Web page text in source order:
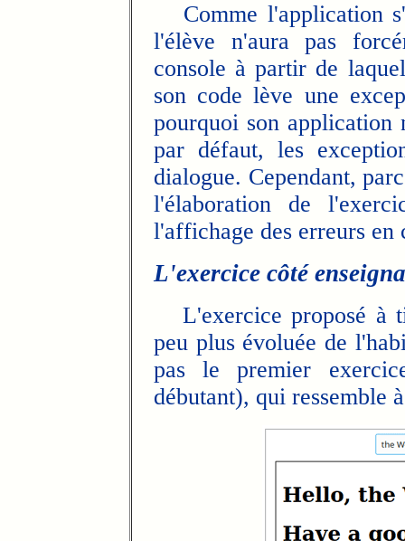
Comme l'application
l'élève n'aura pas
console à partir de
son code lève une
pourquoi son application
par défaut, les
dialogue. Cependant,
l'élaboration de
l'affichage des erreurs en
L'exercice côté
L'exercice proposé à
peu plus évoluée de
pas le premier
débutant), qui ressemble